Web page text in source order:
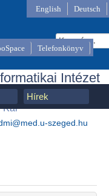
Telefonkönyv
Intézet
Kar,
Kar
szeged.hu
English Deutsch
Hírek